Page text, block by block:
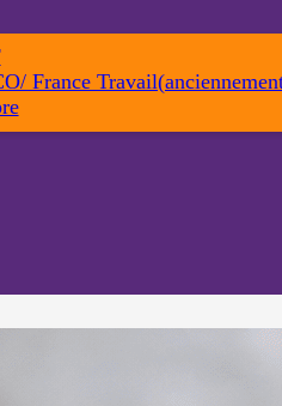
France